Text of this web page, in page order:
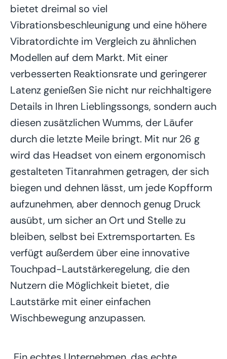
bietet dreimal so viel
Vibrationsbeschleunigung und eine höhere
Vibratordichte im Vergleich zu ähnlichen
Modellen auf dem Markt. Mit einer
verbesserten Reaktionsrate und geringerer
Latenz genießen Sie nicht nur reichhaltigere
Details in Ihren Lieblingssongs, sondern auch
diesen zusätzlichen Wumms, der Läufer
durch die letzte Meile bringt. Mit nur 26 g
wird das Headset von einem ergonomisch
gestalteten Titanrahmen getragen, der sich
biegen und dehnen lässt, um jede Kopfform
aufzunehmen, aber dennoch genug Druck
ausübt, um sicher an Ort und Stelle zu
bleiben, selbst bei Extremsportarten. Es
verfügt außerdem über eine innovative
Touchpad-Lautstärkeregelung, die den
Nutzern die Möglichkeit bietet, die
Lautstärke mit einer einfachen
Wischbewegung anzupassen.